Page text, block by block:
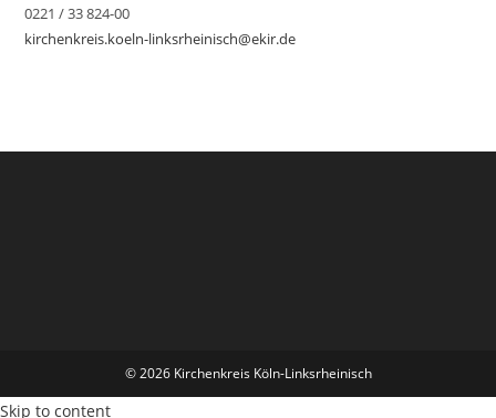
0221 / 33 824-00
kirchenkreis.koeln-linksrheinisch@ekir.de
© 2026 Kirchenkreis Köln-Linksrheinisch
Skip to content